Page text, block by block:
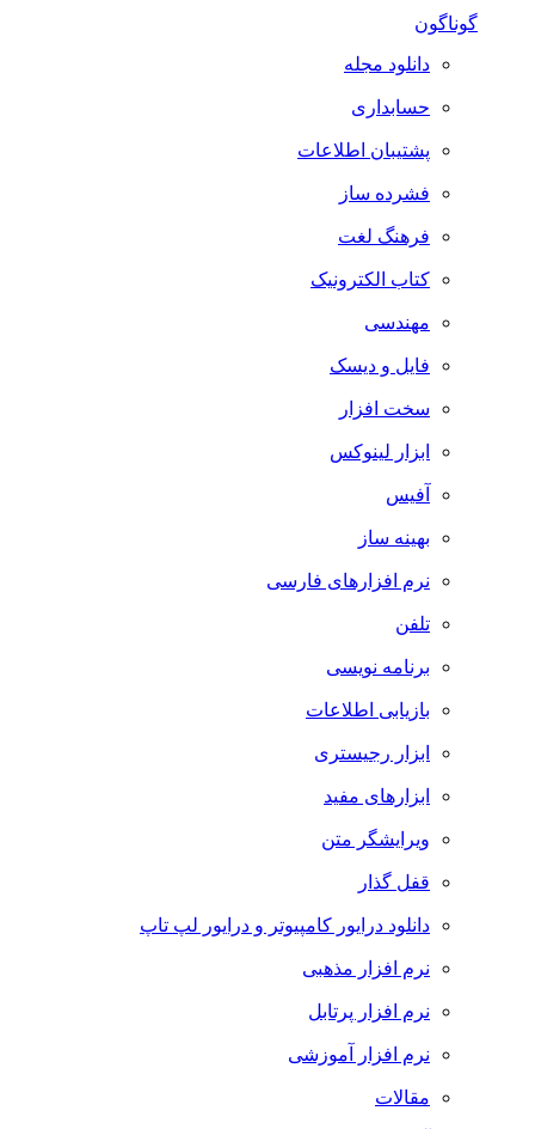
گوناگون
دانلود مجله
حسابداری
پشتیبان اطلاعات
فشرده ساز
فرهنگ لغت
کتاب الکترونیک
مهندسی
فایل و دیسک
سخت افزار
ابزار لینوکس
آفیس
بهینه ساز
نرم افزارهای فارسی
تلفن
برنامه نویسی
بازیابی اطلاعات
ابزار رجیستری
ابزارهای مفید
ویرایشگر متن
قفل گذار
دانلود درایور کامپیوتر و درایور لپ تاپ
نرم افزار مذهبی
نرم افزار پرتابل
نرم افزار آموزشی
مقالات